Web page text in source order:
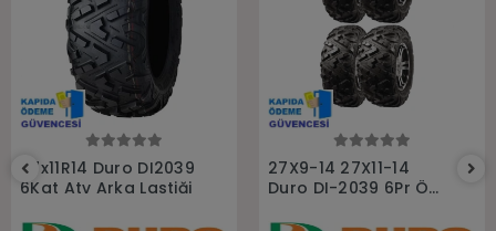
27x11R14 Duro DI2039
6Kat Atv Arka Lastiği
27X9-14 27X11-14
Duro DI-2039 6Pr Ön